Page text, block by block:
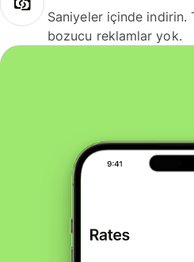
Saniyeler içinde indirin.
bozucu reklamlar yok.